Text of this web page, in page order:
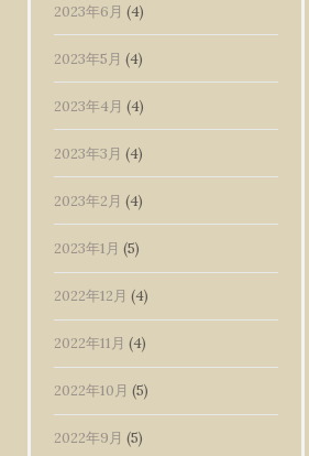
2023年6月 (4)
2023年5月 (4)
2023年4月 (4)
2023年3月 (4)
2023年2月 (4)
2023年1月 (5)
2022年12月 (4)
2022年11月 (4)
2022年10月 (5)
2022年9月 (5)